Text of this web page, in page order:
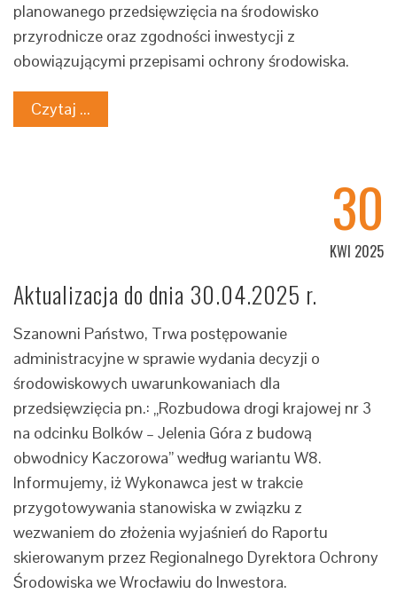
planowanego przedsięwzięcia na środowisko
przyrodnicze oraz zgodności inwestycji z
obowiązującymi przepisami ochrony środowiska.
Czytaj ...
30
KWI 2025
Aktualizacja do dnia 30.04.2025 r.
Szanowni Państwo, Trwa postępowanie
administracyjne w sprawie wydania decyzji o
środowiskowych uwarunkowaniach dla
przedsięwzięcia pn.: „Rozbudowa drogi krajowej nr 3
na odcinku Bolków – Jelenia Góra z budową
obwodnicy Kaczorowa” według wariantu W8.
Informujemy, iż Wykonawca jest w trakcie
przygotowywania stanowiska w związku z
wezwaniem do złożenia wyjaśnień do Raportu
skierowanym przez Regionalnego Dyrektora Ochrony
Środowiska we Wrocławiu do Inwestora.